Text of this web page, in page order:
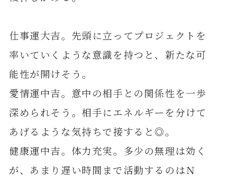
仕事運大吉。先頭に立ってプロジェクトを
率いていくような意識を持つと、新たな可
能性が開けそう。
愛情運中吉。意中の相手との関係性を一歩
深められそう。相手にエネルギーを分けて
あげるような気持ちで接すると◎。
健康運中吉。体力充実。多少の無理は効く
が、あまり遅い時間まで活動するのはＮ